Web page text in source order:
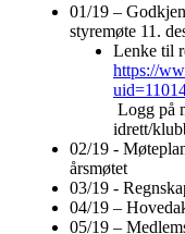
01/19 –
styremøte 11.
Lenke til
https://
Logg på
idrett/
02/19 -
årsmøtet
03/19 -
04/19 –
05/19 –